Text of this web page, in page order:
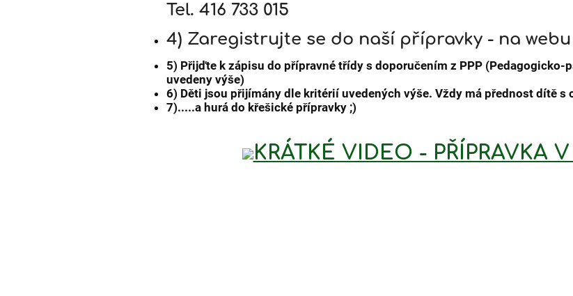
Tel. 416 733 015
4) Zaregistrujte se do naší přípravky - na
5) Přijďte k zápisu do přípravné třídy s doporučením z PPP (Pedagogicko-
uvedeny výše)
6) Děti jsou přijímány dle kritérií uvedených výše. Vždy má přednost dítě s
7).....a hurá do křešické přípravky ;)
KRÁTKÉ VIDEO - PŘÍPRAVKA